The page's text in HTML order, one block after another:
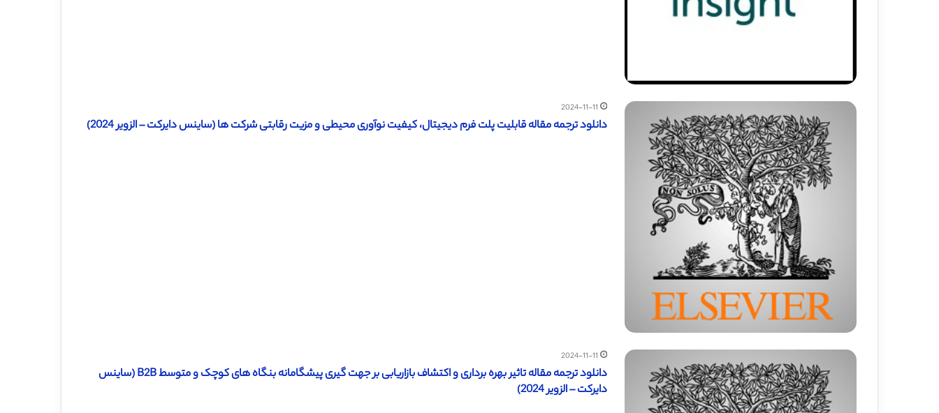
2024-11-11
دانلود ترجمه مقاله قابلیت پلت فرم دیجیتال، کیفیت نوآوری محیطی و مزیت رقابتی شرکت ها (ساینس دایرکت – الزویر 2024)
2024-11-11
دانلود ترجمه مقاله تاثیر بهره برداری و اکتشاف بازاریابی بر جهت گیری پیشگامانه بنگاه های کوچک و متوسط ​​B2B (ساینس
دایرکت – الزویر 2024)